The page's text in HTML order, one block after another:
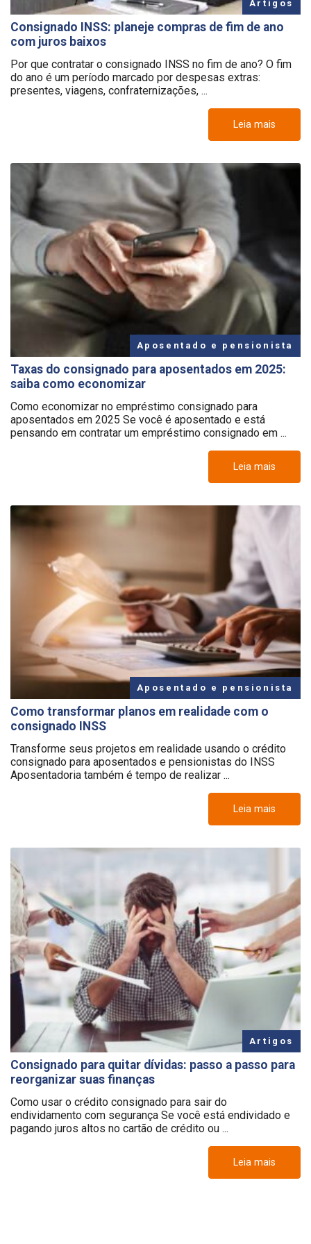
Artigos
Consignado INSS: planeje compras de fim de ano
com juros baixos
Por que contratar o consignado INSS no fim de ano? O fim
do ano é um período marcado por despesas extras:
presentes, viagens, confraternizações, ...
Leia mais
Aposentado e pensionista
Taxas do consignado para aposentados em 2025:
saiba como economizar
Como economizar no empréstimo consignado para
aposentados em 2025 Se você é aposentado e está
pensando em contratar um empréstimo consignado em ...
Leia mais
Aposentado e pensionista
Como transformar planos em realidade com o
consignado INSS
Transforme seus projetos em realidade usando o crédito
consignado para aposentados e pensionistas do INSS
Aposentadoria também é tempo de realizar ...
Leia mais
Artigos
Consignado para quitar dívidas: passo a passo para
reorganizar suas finanças
Como usar o crédito consignado para sair do
endividamento com segurança Se você está endividado e
pagando juros altos no cartão de crédito ou ...
Leia mais